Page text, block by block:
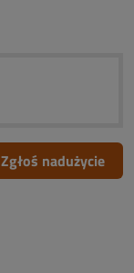
Zgłoś nadużycie